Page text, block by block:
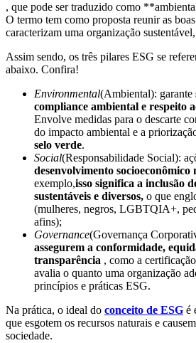
, que pode ser traduzido como
O termo tem como proposta reunir as
caracterizam uma organização
Assim sendo, os três pilares ESG se
abaixo. Confira!
Environmental(Ambiental): garante
compliance ambiental e respeito
Envolve medidas para o descarte
do impacto ambiental e a
selo verde.
Social(Responsabilidade Social):
desenvolvimento socioeconômico
exemplo,isso significa a inclusão
sustentáveis e diversos, o que
(mulheres, negros, LGBTQIA+,
afins);
Governance(Governança
assegurem a conformidade,
transparência , como a
avalia o quanto uma organização
princípios e práticas ESG.
Na prática, o ideal do conceito de ESG é
que esgotem os recursos naturais e
sociedade.